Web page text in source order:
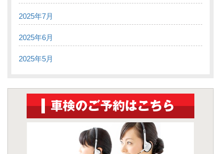
2025年7月
2025年6月
2025年5月